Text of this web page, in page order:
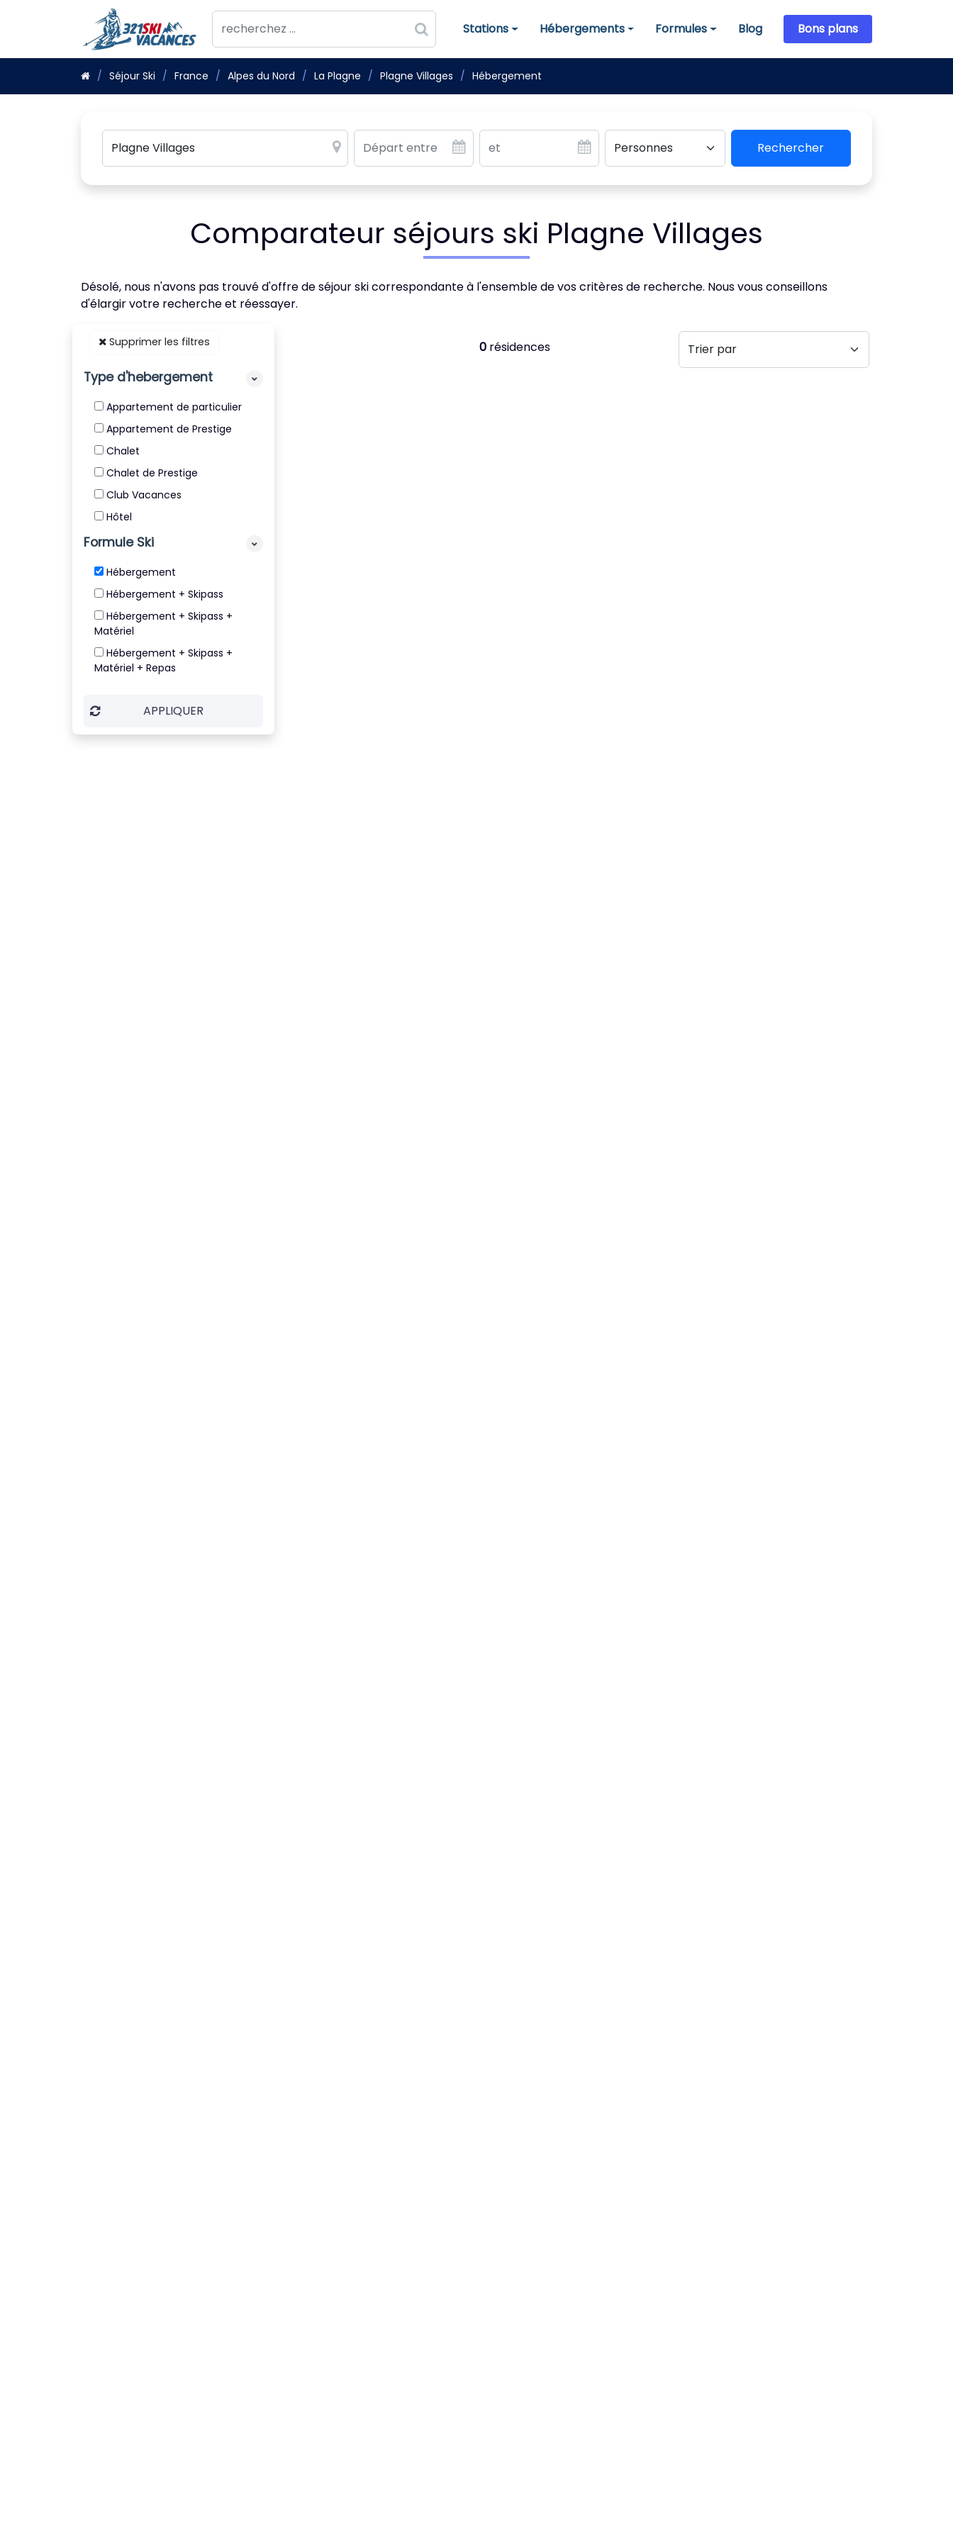
Stations
Stations de skiHébergements
Hébergements Formules
Formules Blog Bons plans
Séjour Ski France Alpes du Nord La Plagne Plagne Villages Hébergement
Rechercher
Comparateur séjours ski Plagne Villages
Désolé, nous n'avons pas trouvé d'offre de séjour ski correspondante à l'ensemble de vos critères de recherche. Nous vous conseillons
d'élargir votre recherche et réessayer.
Supprimer les filtres
Type d'hebergement
Appartement de particulier
Appartement de Prestige
Chalet
Chalet de Prestige
Club Vacances
Hôtel
Résidence
5*
Villa
Formule Ski
Hébergement
Hébergement + Skipass
Hébergement + Skipass +
Matériel
Hébergement + Skipass +
Matériel + Repas
APPLIQUER
0résidences